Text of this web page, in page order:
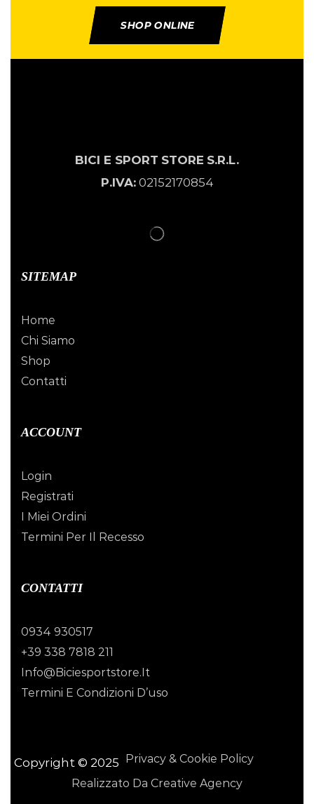
SHOP ONLINE
BICI E SPORT STORE S.R.L.
P.IVA:02152170854
SITEMAP
Home
Chi Siamo
Shop
Contatti
ACCOUNT
Login
Registrati
I Miei Ordini
Termini Per Il Recesso
CONTATTI
0934 930517
+39 338 7818 211
Info@biciesportstore.it
Termini E Condizioni D’uso
Copyright © 2025
Privacy & Cookie Policy
Realizzato Da Creative Agency